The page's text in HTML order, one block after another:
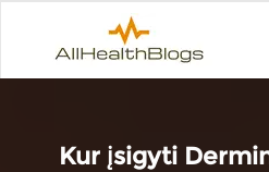
Kur įsigyti